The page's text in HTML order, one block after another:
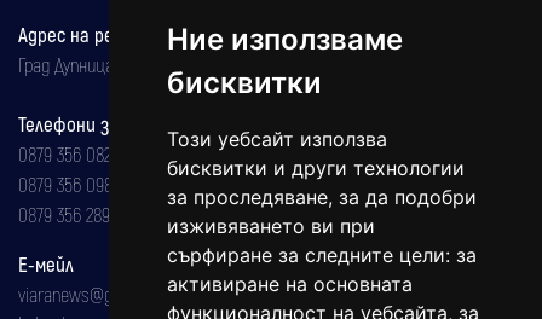
Ние използваме
бисквитки
Този уебсайт използва
бисквитки и други технологии
за проследяване, за да подобри
изживяването ви при
сърфиране за следните цели: за
активиране на основната
функционалност на уебсайта, за
Адрес на редакцията
Град Дупница, ул.''Христо Ботев" 43
Телефони за реклама и абонаменти
0879 356 082
0879 356 098
0879 356 289
Е-мейл
viaranews@gmail.com